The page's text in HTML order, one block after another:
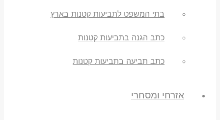
בתי המשפט לתביעות קטנות בארץ
כתב הגנה בתביעות קטנות
כתב תביעה בתביעות קטנות
אזרחי ומסחרי